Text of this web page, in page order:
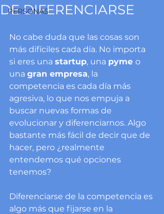
PERSONAS
DE DIFERENCIARSE
No cabe duda que las cosas son
más difíciles cada día. No importa
si eres una startup, una pyme o
una gran empresa, la
competencia es cada día más
agresiva, lo que nos empuja a
buscar nuevas formas de
evolucionar y diferenciarnos. Algo
bastante más fácil de decir que de
hacer, pero ¿realmente
entendemos qué opciones
tenemos?
Diferenciarse de la competencia es
algo más que fijarse en la